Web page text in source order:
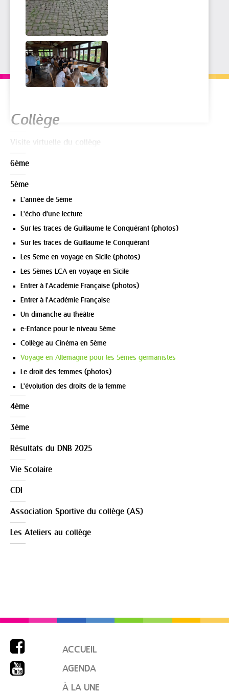
Collège
Visite virtuelle du collège
6ème
5ème
L'année de 5ème
L'écho d'une lecture
Sur les traces de Guillaume le Conquérant (photos)
Sur les traces de Guillaume le Conquérant
Les 5eme en voyage en Sicile (photos)
Les 5èmes LCA en voyage en Sicile
Entrer à l'Académie Française (photos)
Entrer à l'Académie Française
Un dimanche au théâtre
e-Enfance pour le niveau 5ème
Collège au Cinéma en 5ème
Voyage en Allemagne pour les 5èmes germanistes
Le droit des femmes (photos)
L'évolution des droits de la femme
4ème
3ème
Résultats du DNB 2025
Vie Scolaire
CDI
Association Sportive du collège (AS)
Les Ateliers au collège


ACCUEIL
AGENDA
À LA UNE